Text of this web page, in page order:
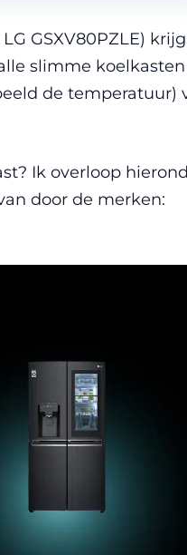
GSXV80PZLE)
slimme koelkasten
de temperatuur)
Ik overloop
door de merken: